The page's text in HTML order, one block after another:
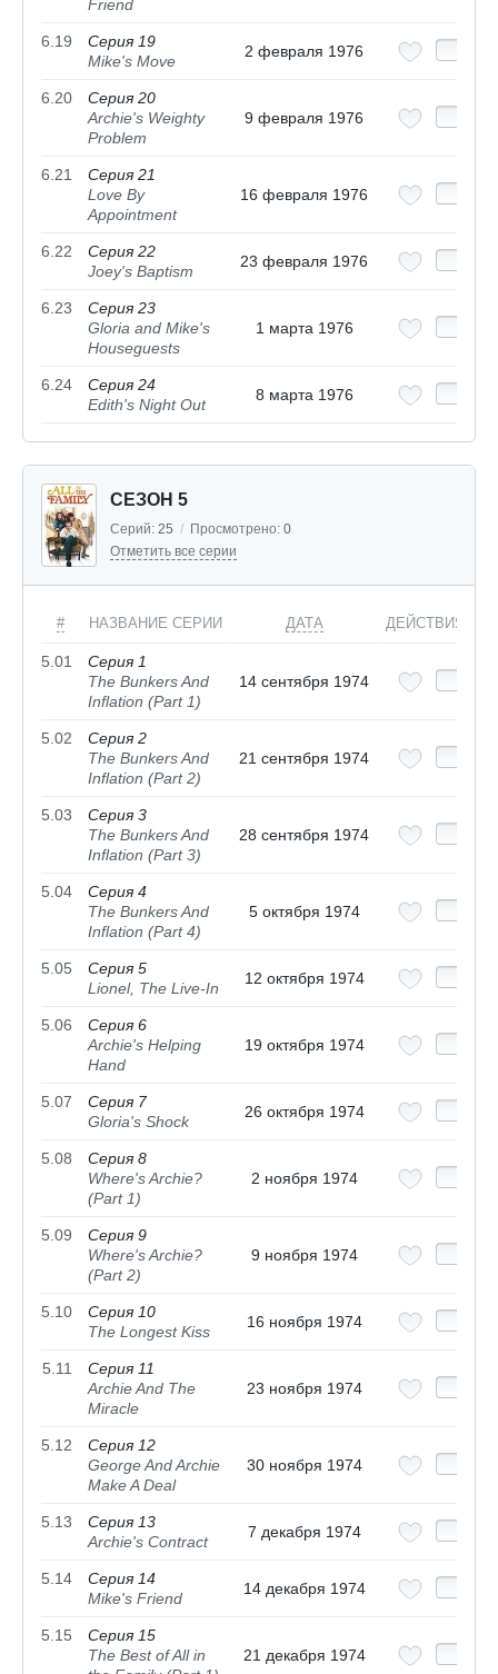
Friend
6.19
Серия 19
Mike's Move
2 февраля 1976
6.20
Серия 20
Archie's Weighty
Problem
9 февраля 1976
6.21
Серия 21
Love By
Appointment
16 февраля 1976
6.22
Серия 22
Joey's Baptism
23 февраля 1976
6.23
Серия 23
Gloria and Mike's
Houseguests
1 марта 1976
6.24
Серия 24
Edith's Night Out
8 марта 1976
СЕЗОН 5
Серий: 25 / Просмотрено: 0
Отметить все серии
# НАЗВАНИЕ СЕРИИ ДАТА ДЕЙСТВИЯ
5.01
Серия 1
The Bunkers And
Inflation (Part 1)
14 сентября 1974
5.02
Серия 2
The Bunkers And
Inflation (Part 2)
21 сентября 1974
5.03
Серия 3
The Bunkers And
Inflation (Part 3)
28 сентября 1974
5.04
Серия 4
The Bunkers And
Inflation (Part 4)
5 октября 1974
5.05
Серия 5
Lionel, The Live-In
12 октября 1974
5.06
Серия 6
Archie's Helping
Hand
19 октября 1974
5.07
Серия 7
Gloria's Shock
26 октября 1974
5.08
Серия 8
Where's Archie?
(Part 1)
2 ноября 1974
5.09
Серия 9
Where's Archie?
(Part 2)
9 ноября 1974
5.10
Серия 10
The Longest Kiss
16 ноября 1974
5.11
Серия 11
Archie And The
Miracle
23 ноября 1974
5.12
Серия 12
George And Archie
Make A Deal
30 ноября 1974
5.13
Серия 13
Archie's Contract
7 декабря 1974
5.14
Серия 14
Mike's Friend
14 декабря 1974
5.15
Серия 15
The Best of All in
21 декабря 1974